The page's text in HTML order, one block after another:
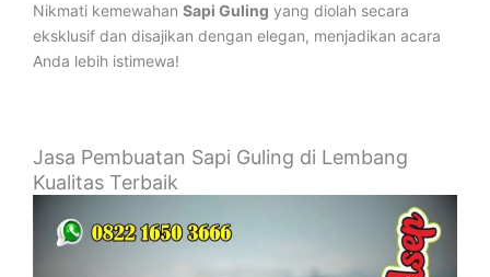
Nikmati kemewahan Sapi Guling yang diolah secara
eksklusif dan disajikan dengan elegan, menjadikan acara
Anda lebih istimewa!
Jasa Pembuatan Sapi Guling di Lembang
Kualitas Terbaik